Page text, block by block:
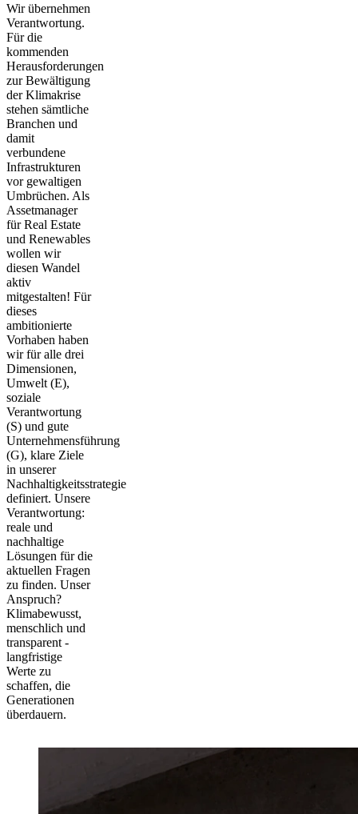
Wir übernehmen
Verantwortung.
Für die
kommenden
Herausforderungen
zur Bewältigung
der Klimakrise
stehen sämtliche
Branchen und
damit
verbundene
Infrastrukturen
vor gewaltigen
Umbrüchen. Als
Assetmanager
für Real Estate
und Renewables
wollen wir
diesen Wandel
aktiv
mitgestalten! Für
dieses
ambitionierte
Vorhaben haben
wir für alle drei
Dimensionen,
Umwelt (E),
soziale
Verantwortung
(S) und gute
Unternehmensführung
(G), klare Ziele
in unserer
Nachhaltigkeitsstrategie
definiert. Unsere
Verantwortung:
reale und
nachhaltige
Lösungen für die
aktuellen Fragen
zu finden. Unser
Anspruch?
Klimabewusst,
menschlich und
transparent -
langfristige
Werte zu
schaffen, die
Generationen
überdauern.